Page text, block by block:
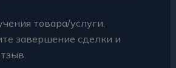
товара/услуги,
завершение сделки и